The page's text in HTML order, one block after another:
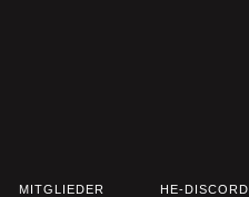
MITGLIEDER HE-DISCORD